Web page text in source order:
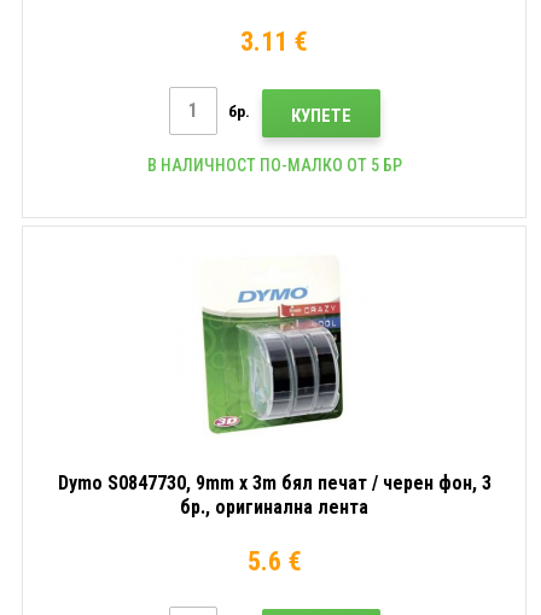
3.11 €
бр. КУПЕТЕ
В НАЛИЧНОСТ ПО-МАЛКО ОТ 5 БР
Dymo S0847730, 9mm x 3m бял печат / черен фон, 3
бр., оригинална лента
5.6 €